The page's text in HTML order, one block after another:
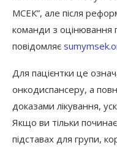
Що зробити
МСЕК”, але після
команди з оцінювання
повідомляє
Для пацієнтки це
онкодиспансеру, а
доказами лікування,
Якщо ви тільки
підставах для групи,